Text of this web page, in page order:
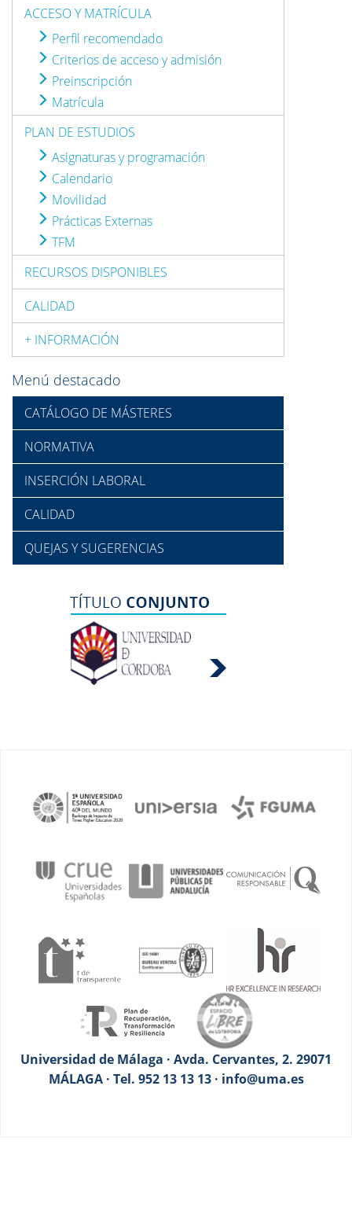
ACCESO Y MATRÍCULA
Perfil recomendado
Criterios de acceso y admisión
Preinscripción
Matrícula
PLAN DE ESTUDIOS
Asignaturas y programación
Calendario
Movilidad
Prácticas Externas
TFM
RECURSOS DISPONIBLES
CALIDAD
+ INFORMACIÓN
Menú destacado
CATÁLOGO DE MÁSTERES
NORMATIVA
INSERCIÓN LABORAL
CALIDAD
QUEJAS Y SUGERENCIAS
Universidad de Málaga · Avda. Cervantes, 2. 29071
MÁLAGA · Tel. 952 13 13 13 · info@uma.es